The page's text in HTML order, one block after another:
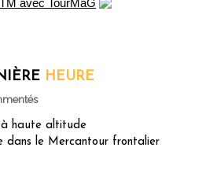
HEURE
à haute altitude
dans le Mercantour frontalier